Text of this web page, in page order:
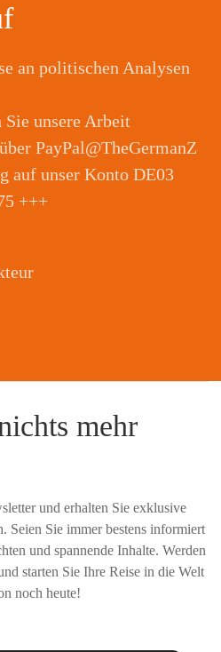
an politischen Analysen
Sie unsere Arbeit
PayPal@TheGermanZ
auf unser Konto DE03
+++
mehr
und erhalten Sie exklusive
Seien Sie immer bestens informiert
und spannende Inhalte. Werden
starten Sie Ihre Reise in die Welt
noch heute!